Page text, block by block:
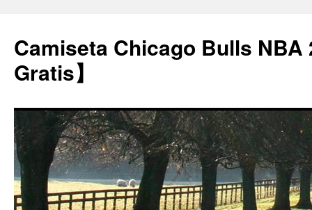
Camiseta Chicago Bulls NBA
Gratis】